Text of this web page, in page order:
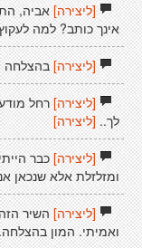
[ליצירה]אביה,
אינך כותב? למה
[ליצירה]בהצלחה
[ליצירה]רחל
לך.. [ליצירה]
[ליצירה]כבר
ומזלזלת אלא שנכאן
[ליצירה]השיר
ואמיתי. המון